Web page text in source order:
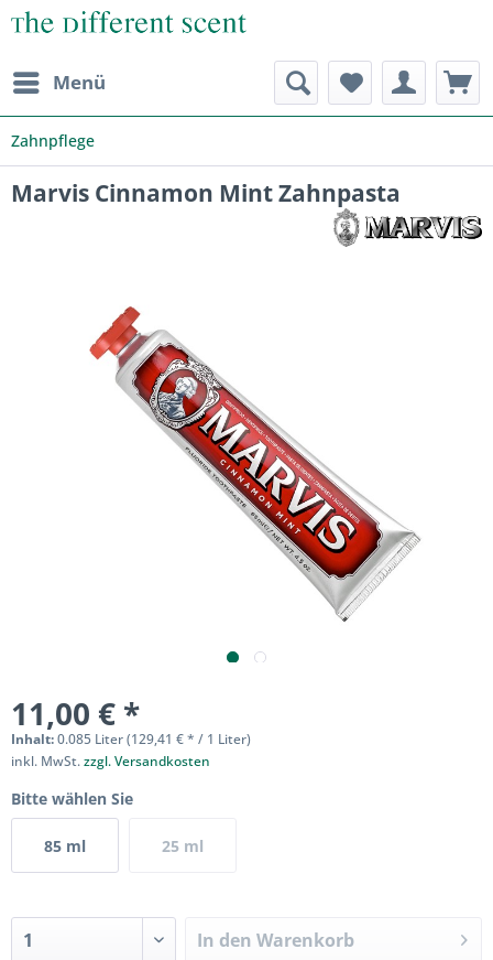
Menü
Zahnpflege
Marvis Cinnamon Mint Zahnpasta
11,00 € *
Inhalt:0.085 Liter (129,41 € * / 1 Liter)
inkl. MwSt.zzgl. Versandkosten
Bitte wählen Sie
85 ml 25 ml
In den Warenkorb